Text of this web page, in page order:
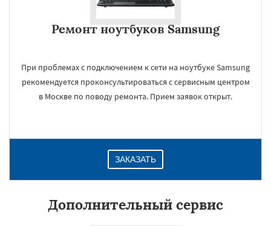
Ремонт ноутбуков Samsung
При проблемах с подключением к сети на ноутбуке Samsung
рекомендуется проконсультироваться с сервисным центром
в Москве по поводу ремонта. Прием заявок открыт.
ЗАКАЗАТЬ
Дополнительный сервис